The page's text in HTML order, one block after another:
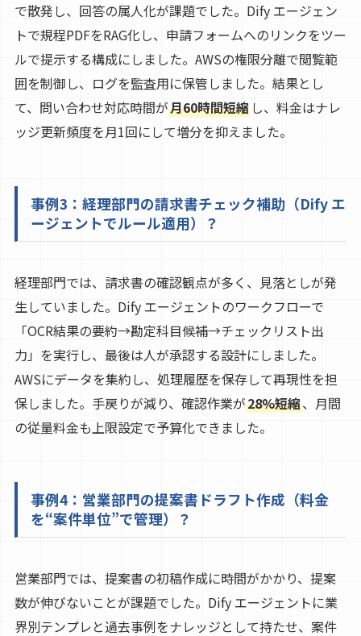
で散発し、回答の属人化が課題でした。Dify エージェン
トで規程PDFをRAG化し、申請フォームへのリンクをツー
ルで提示する構成にしました。AWSの権限分離で閲覧範
囲を制御し、ログを監査用に保管しました。結果とし
て、問い合わせ対応時間が月60時間短縮し、料金はナレ
ッジ更新頻度を月1回にして増分を抑えました。
事例3：経理部門の請求書チェック補助（Dify エ
ージェントでルール適用）？
経理部門では、請求書の確認観点が多く、見落としが発
生していました。Dify エージェントのワークフローで
「OCR結果の要約→勘定科目候補→チェックリスト出
力」を実行し、最後は人が承認する設計にしました。
AWSにデータを集約し、処理履歴を保存して再現性を担
保しました。手戻りが減り、確認作業が28%短縮、月間
の従量料金も上限設定で予算化できました。
事例4：営業部門の提案書ドラフト作成（料金
を“案件単位”で管理）？
営業部門では、提案書の初稿作成に時間がかかり、提案
数が伸びないことが課題でした。Dify エージェントに業
界別テンプレと過去事例をナレッジとして持たせ、案件